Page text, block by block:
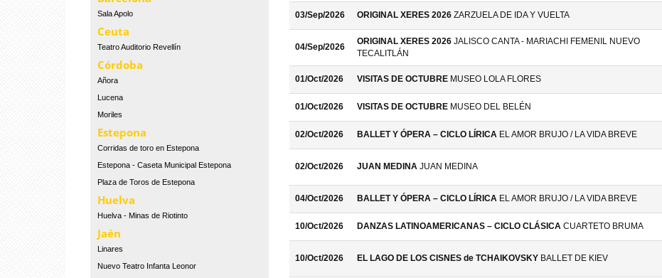
Sala Apolo
Ceuta
Teatro Auditorio Revellín
Córdoba
Añora
Lucena
Moriles
Estepona
Corridas de toro en Estepona
Estepona - Caseta Municipal Estepona
Plaza de Toros de Estepona
Huelva
Huelva - Minas de Riotinto
Jaén
Linares
Nuevo Teatro Infanta Leonor
03/Sep/2026 ORIGINAL XERES 2026 ZARZUELA DE IDA Y VUELTA
04/Sep/2026
ORIGINAL XERES 2026 JALISCO CANTA - MARIACHI FEMENIL NUEVO
TECALITLÁN
01/Oct/2026 VISITAS DE OCTUBRE MUSEO LOLA FLORES
01/Oct/2026 VISITAS DE OCTUBRE MUSEO DEL BELÉN
02/Oct/2026 BALLET Y ÓPERA – CICLO LÍRICA EL AMOR BRUJO / LA VIDA BREVE
02/Oct/2026 JUAN MEDINA JUAN MEDINA
04/Oct/2026 BALLET Y ÓPERA – CICLO LÍRICA EL AMOR BRUJO / LA VIDA BREVE
10/Oct/2026 DANZAS LATINOAMERICANAS – CICLO CLÁSICA CUARTETO BRUMA
10/Oct/2026 EL LAGO DE LOS CISNES de TCHAIKOVSKY BALLET DE KIEV